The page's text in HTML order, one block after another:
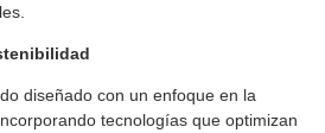
diseñado con un enfoque en la
tecnologías que optimizan